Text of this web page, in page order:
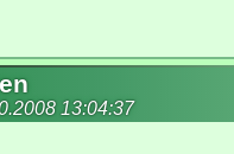
13:04:37